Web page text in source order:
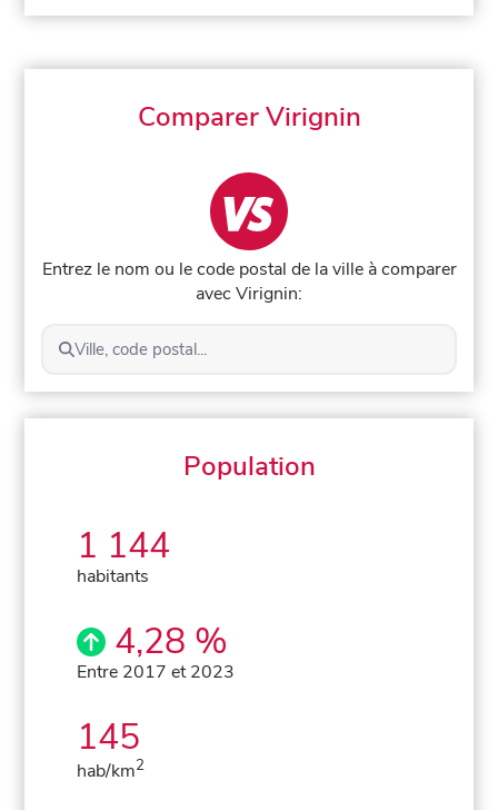
Comparer Virignin
Entrez le nom ou le code postal de la ville à comparer
avec Virignin:
Ville, code postal...
Population
1 144
habitants
4,28 %
Entre 2017 et 2023
145
hab/km2